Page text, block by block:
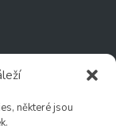
některé jsou